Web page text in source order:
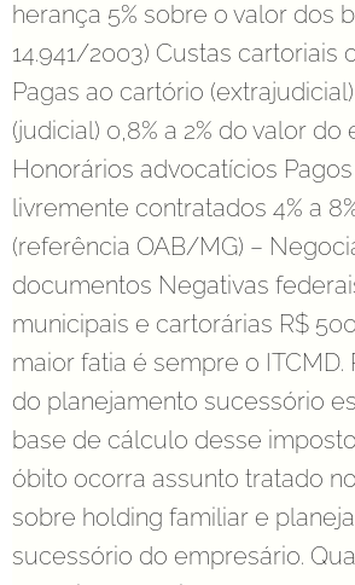
herança 5% sobre o valor dos
14.941/2003) Custas cartoriais
Pagas ao cartório
(judicial) 0,8% a 2% do valor do
Honorários advocatícios
livremente contratados 4% a
(referência OAB/MG) –
documentos Negativas
municipais e cartorárias R$
maior fatia é sempre o ITCMD.
do planejamento sucessório
base de cálculo desse
óbito ocorra assunto tratado
sobre holding familiar e
sucessório do empresário.